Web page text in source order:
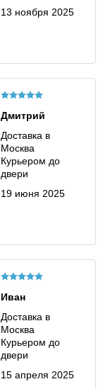
13 ноября 2025
Дмитрий
Доставка в
Москва
Курьером до
двери
19 июня 2025
Иван
Доставка в
Москва
Курьером до
двери
15 апреля 2025